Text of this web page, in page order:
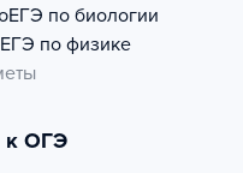
ЕГЭ по биологии
ЕГЭ по физике
к ОГЭ